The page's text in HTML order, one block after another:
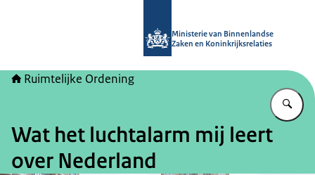
Ministerie van Binnenlandse
Zaken en Koninkrijksrelaties
Ruimtelijke Ordening
Wat het luchtalarm mij leert
over Nederland